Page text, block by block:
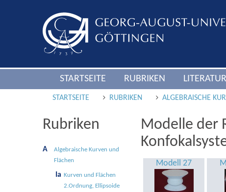
STARTSEITE RUBRIKEN LITERATUR
STARTSEITE RUBRIKEN ALGEBRAISCHE
Rubriken
A
Alge­braische Kur­ven und
Flä­chen
Ia Kurven und Flächen
2.Ordnung, Ellipsoide
Modelle der
Modell 27